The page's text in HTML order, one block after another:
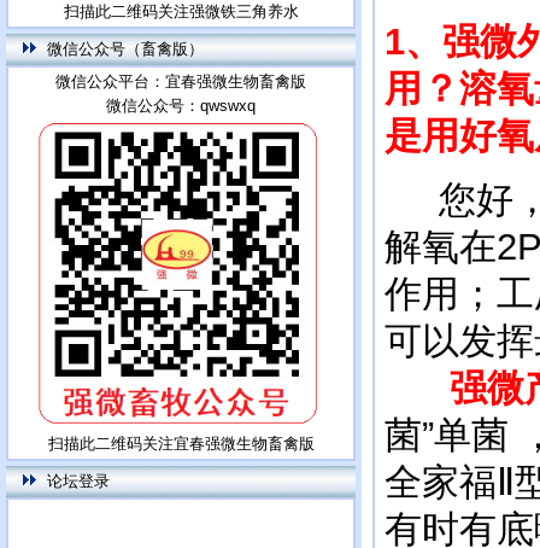
扫描此二维码关注强微铁三角养水
微信公众号（畜禽版）
微信公众平台：宜春强微生物畜禽版
微信公众号：qwswxq
扫描此二维码关注宜春强微生物畜禽版
论坛登录
1、强微
用？溶
是用好
您好，
解氧在
作用；
可以发
强微
菌”单菌
全家福Ⅱ
有时有